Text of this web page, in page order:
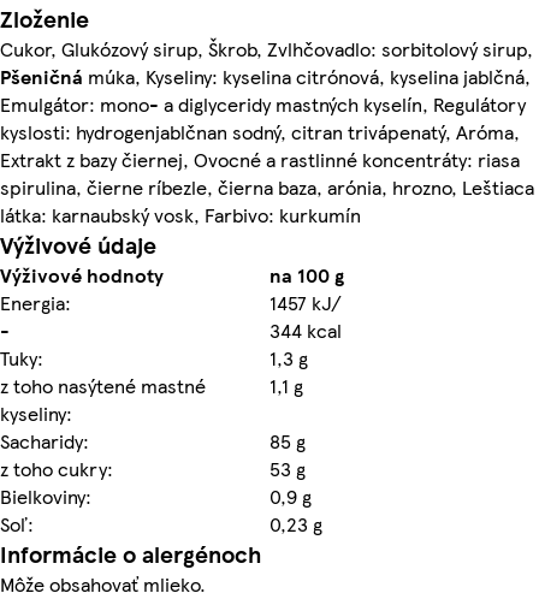
Zloženie
Cukor, Glukózový sirup, Škrob, Zvlhčovadlo: sorbitolový sirup,
Pšeničná múka, Kyseliny: kyselina citrónová, kyselina jablčná,
Emulgátor: mono- a diglyceridy mastných kyselín, Regulátory
kyslosti: hydrogenjablčnan sodný, citran trivápenatý, Aróma,
Extrakt z bazy čiernej, Ovocné a rastlinné koncentráty: riasa
spirulina, čierne ríbezle, čierna baza, arónia, hrozno, Leštiaca
látka: karnaubský vosk, Farbivo: kurkumín
Výživové údaje
Výživové hodnoty
na 100 g
Energia:
1457 kJ/
-
344 kcal
Tuky:
1,3 g
z toho nasýtené mastné
kyseliny:
1,1 g
Sacharidy:
85 g
z toho cukry:
53 g
Bielkoviny:
0,9 g
Soľ:
0,23 g
Informácie o alergénoch
Môže obsahovať mlieko.